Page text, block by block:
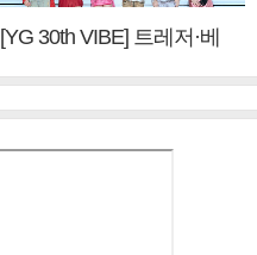
[YG 30th VIBE] 트레저·베